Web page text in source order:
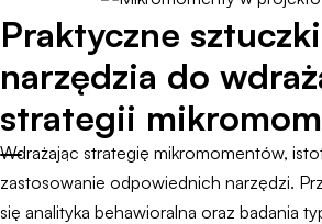
Praktyczne
narzędzia do
strategii
Wdrażając strategię mikromomentów,
zastosowanie odpowiednich narzędzi.
się analityka behawioralna oraz badania